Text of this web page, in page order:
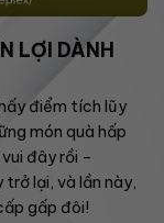
LỢI DÀNH
điểm tích lũy
món quà hấp
đây rồi –
lại, và lần này,
gấp đôi!